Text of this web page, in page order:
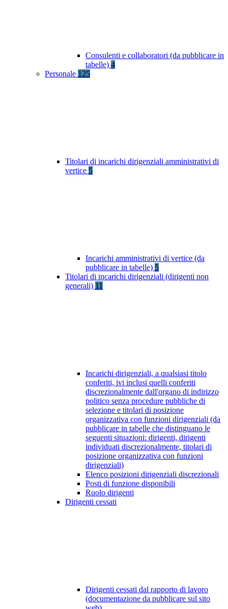
Consulenti e collaboratori (da pubblicare in
tabelle) 4
Personale 125
Titolari di incarichi dirigenziali amministrativi di
vertice 5
Incarichi amministrativi di vertice (da
pubblicare in tabelle) 5
Titolari di incarichi dirigenziali (dirigenti non
generali) 11
Incarichi dirigenziali, a qualsiasi titolo
conferiti, ivi inclusi quelli conferiti
discrezionalmente dall'organo di indirizzo
politico senza procedure pubbliche di
selezione e titolari di posizione
organizzativa con funzioni dirigenziali (da
pubblicare in tabelle che distinguano le
seguenti situazioni: dirigenti, dirigenti
individuati discrezionalmente, titolari di
posizione organizzativa con funzioni
dirigenziali)
Elenco posizioni dirigenziali discrezionali
Posti di funzione disponibili
Ruolo dirigenti
Dirigenti cessati
Dirigenti cessati dal rapporto di lavoro
(documentazione da pubblicare sul sito